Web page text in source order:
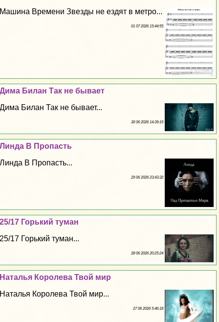
Машина Времени Звезды не ездят в метро...
01 07 2026 15:44:55
Дима Билан Так не бывает
Дима Билан Так не бывает...
30 06 2026 14:39:19
Линда В Пропасть
Линда В Пропасть...
29 06 2026 23:43:32
25/17 Горький туман
25/17 Горький туман...
28 06 2026 20:25:24
Наталья Королева Твой мир
Наталья Королева Твой мир...
27 06 2026 5:46:18